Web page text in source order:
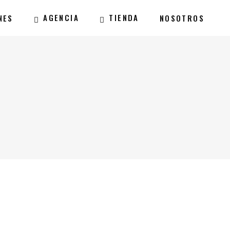
AGENCIA TIENDA NOSOTROS